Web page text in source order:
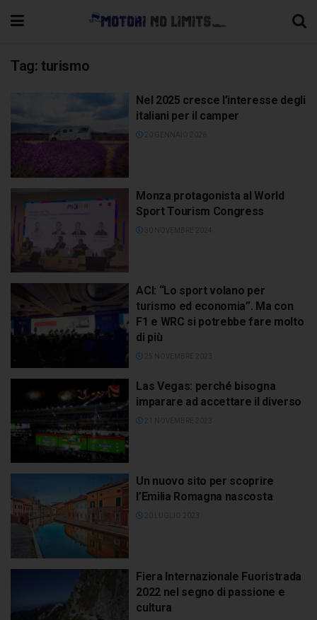
Tag: turismo
Nel 2025 cresce l’interesse degli
italiani per il camper
Monza protagonista al World
Sport Tourism Congress
ACI: “Lo sport volano per
turismo ed economia”. Ma con
F1 e WRC si potrebbe fare molto
di più
Las Vegas: perché bisogna
imparare ad accettare il diverso
Un nuovo sito per scoprire
l’Emilia Romagna nascosta
Fiera Internazionale Fuoristrada
2022 nel segno di passione e
cultura